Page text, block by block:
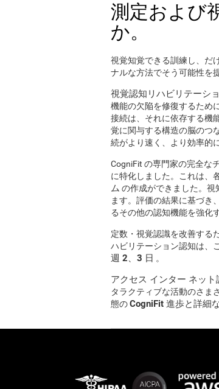
測定および
か。
視覚知覚できる訓練し、だ
ナルな方法でそう可能性を
視覚認知リハビリテーシ
機能の欠陥を修復するため
接続は、それに依存する機
覚に関与する構造の脳のつ
続がより速く、より効率的
CogniFit の専門家の完全な
に特化しました。これは、
ム の作成ができました。視
ます。評価の結果に基づき
るその他の認知機能を強化
定数・視覚認識を改善する
ハビリテーション認知は、
週 2、3 日 。
アクセス インター ネッ
タラクティブな活動のさま
態のCogniFit 進歩と詳細